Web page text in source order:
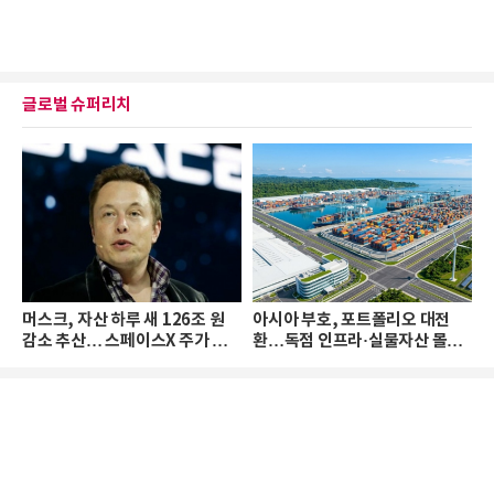
글로벌 슈퍼리치
머스크, 자산 하루 새 126조 원
감소 추산… 스페이스X 주가 하
아시아 부호, 포트폴리오 대전
환…독점 인프라·실물자산 몰린